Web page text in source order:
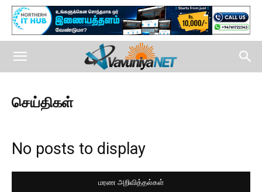
செய்திகள்
No posts to display
மரண அறிவித்தல்கள்